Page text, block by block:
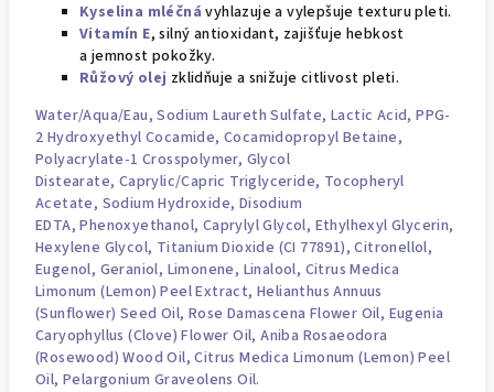
Kyselina mléčná vyhlazuje a vylepšuje texturu pleti.
Vitamín E, silný antioxidant, zajišťuje hebkost
a jemnost pokožky.
Růžový olej zklidňuje a snižuje citlivost pleti.
Water/Aqua/Eau, Sodium Laureth Sulfate, Lactic Acid, PPG-
2 Hydroxyethyl Cocamide, Cocamidopropyl Betaine,
Polyacrylate-1 Crosspolymer, Glycol
Distearate, Caprylic/Capric Triglyceride, Tocopheryl
Acetate, Sodium Hydroxide, Disodium
EDTA,Phenoxyethanol, Caprylyl Glycol, EthylhexylGlycerin,
Hexylene Glycol, Titanium Dioxide (CI 77891), Citronellol,
Eugenol, Geraniol, Limonene, Linalool, Citrus Medica
Limonum (Lemon) Peel Extract, Helianthus Annuus
(Sunflower) Seed Oil, Rose Damascena Flower Oil, Eugenia
Caryophyllus (Clove) Flower Oil, Aniba Rosaeodora
(Rosewood) Wood Oil, Citrus Medica Limonum (Lemon) Peel
Oil, Pelargonium Graveolens Oil.